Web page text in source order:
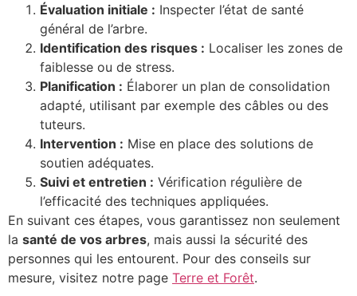
Évaluation initiale : Inspecter l’état de santé
général de l’arbre.
Identification des risques : Localiser les zones de
faiblesse ou de stress.
Planification : Élaborer un plan de consolidation
adapté, utilisant par exemple des câbles ou des
tuteurs.
Intervention : Mise en place des solutions de
soutien adéquates.
Suivi et entretien : Vérification régulière de
l’efficacité des techniques appliquées.
En suivant ces étapes, vous garantissez non seulement
la santé de vos arbres, mais aussi la sécurité des
personnes qui les entourent. Pour des conseils sur
mesure, visitez notre page Terre et Forêt.